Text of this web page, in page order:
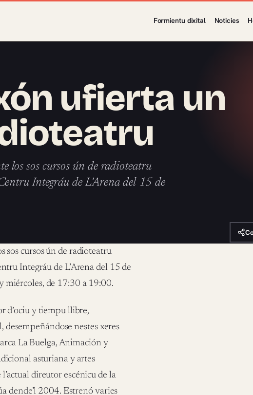
Formientu dixital Noticies
ufierta un
los sos cursos ún de radioteatru
Integráu de L’Arena del 15 de
sos cursos ún de radioteatru
Integráu de L’Arena del 15 de
miércoles, de 17:30 a 19:00.
d’ociu y tiempu llibre,
desempeñándose nestes xeres
La Buelga, Animación y
asturiana y artes
direutor escénicu de la
dende’l 2004. Estrenó varies